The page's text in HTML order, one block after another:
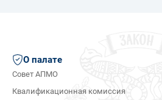
О палате
Совет АПМО
Квалификационная комиссия